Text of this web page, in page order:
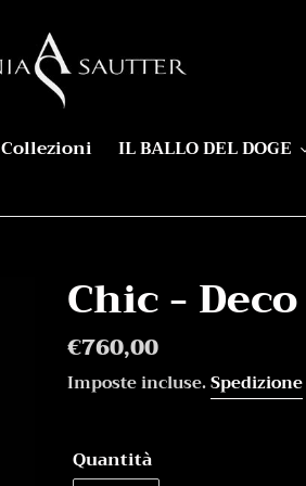
Collezioni IL BALLO DEL DOGE
Chic - Deco
Prezzo
di
€760,00
Imposte incluse.Spedizione
Quantità